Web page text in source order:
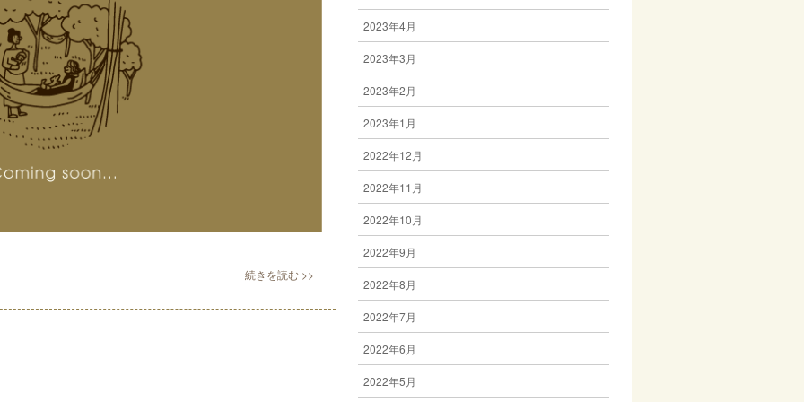
2023年4月
2023年3月
2023年2月
2023年1月
2022年12月
2022年11月
2022年10月
2022年9月
2022年8月
2022年7月
2022年6月
2022年5月